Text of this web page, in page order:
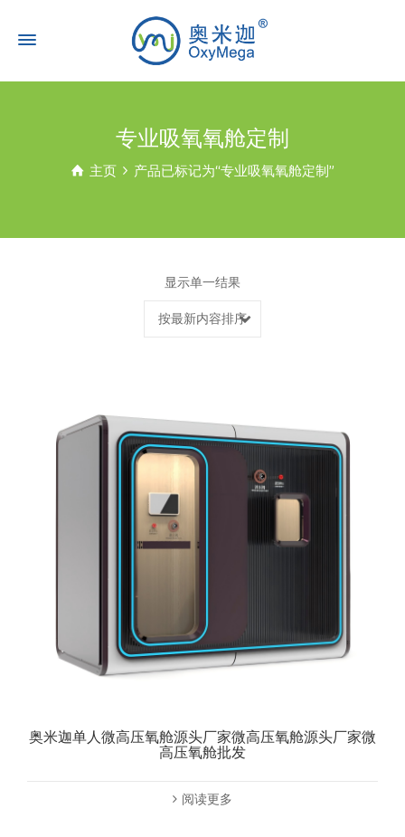
专业吸氧氧舱定制
主页 产品已标记为“专业吸氧氧舱定制”
显示单一结果
按最新内容排序
奥米迦单人微高压氧舱源头厂家微高压氧舱源头厂家微
高压氧舱批发
阅读更多